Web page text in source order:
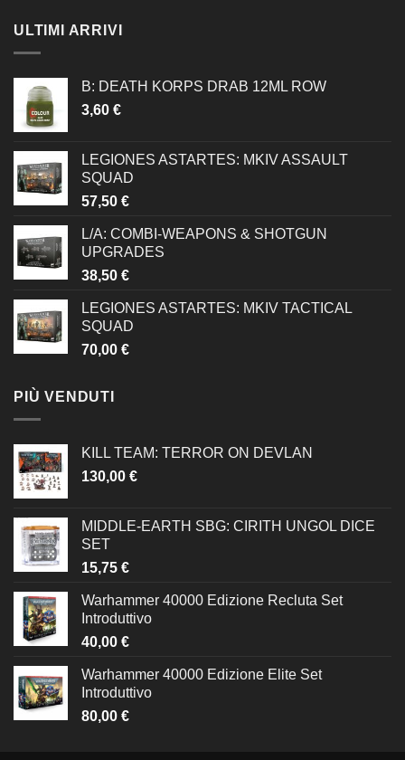
ULTIMI ARRIVI
B: DEATH KORPS DRAB 12ML ROW
3,60 €
LEGIONES ASTARTES: MKIV ASSAULT
SQUAD
57,50 €
L/A: COMBI-WEAPONS & SHOTGUN
UPGRADES
38,50 €
LEGIONES ASTARTES: MKIV TACTICAL
SQUAD
70,00 €
PIÙ VENDUTI
KILL TEAM: TERROR ON DEVLAN
130,00 €
MIDDLE-EARTH SBG: CIRITH UNGOL DICE
SET
15,75 €
Warhammer 40000 Edizione Recluta Set
Introduttivo
40,00 €
Warhammer 40000 Edizione Elite Set
Introduttivo
80,00 €